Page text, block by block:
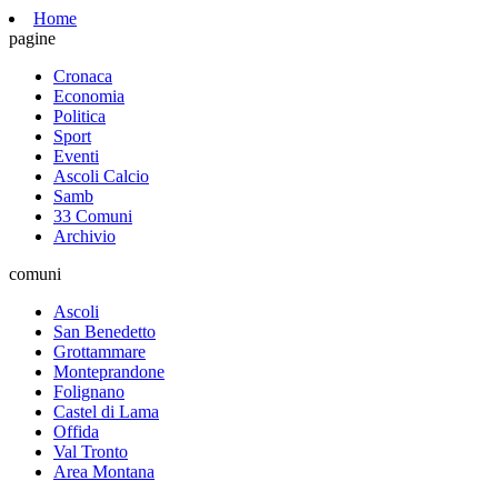
Home
pagine
Cronaca
Economia
Politica
Sport
Eventi
Ascoli Calcio
Samb
33 Comuni
Archivio
comuni
Ascoli
San Benedetto
Grottammare
Monteprandone
Folignano
Castel di Lama
Offida
Val Tronto
Area Montana